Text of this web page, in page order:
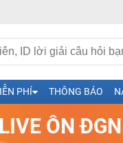
PHÍ THÔNG BÁO
ÔN
Cô giỏi, nổi tiếng